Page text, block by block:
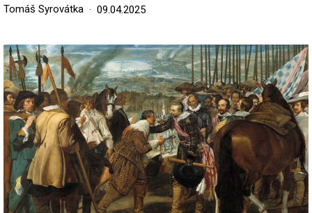
Tomáš Syrovátka 09.04.2025
Image